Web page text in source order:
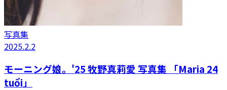
写真集
2025.2.2
モーニング娘。'25 牧野真莉愛 写真集 「Maria 24
tuổi」